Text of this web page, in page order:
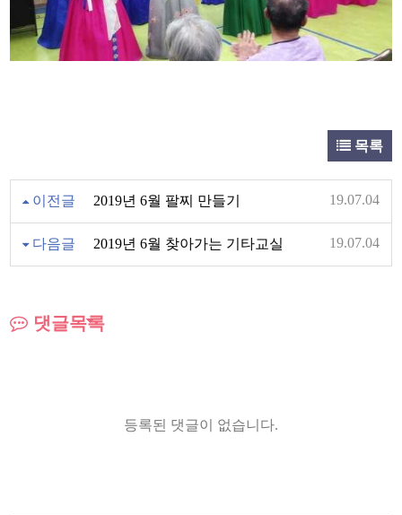
목록
이전글 2019년 6월 팔찌 만들기 19.07.04
다음글 2019년 6월 찾아가는 기타교실 19.07.04
댓글목록
등록된 댓글이 없습니다.